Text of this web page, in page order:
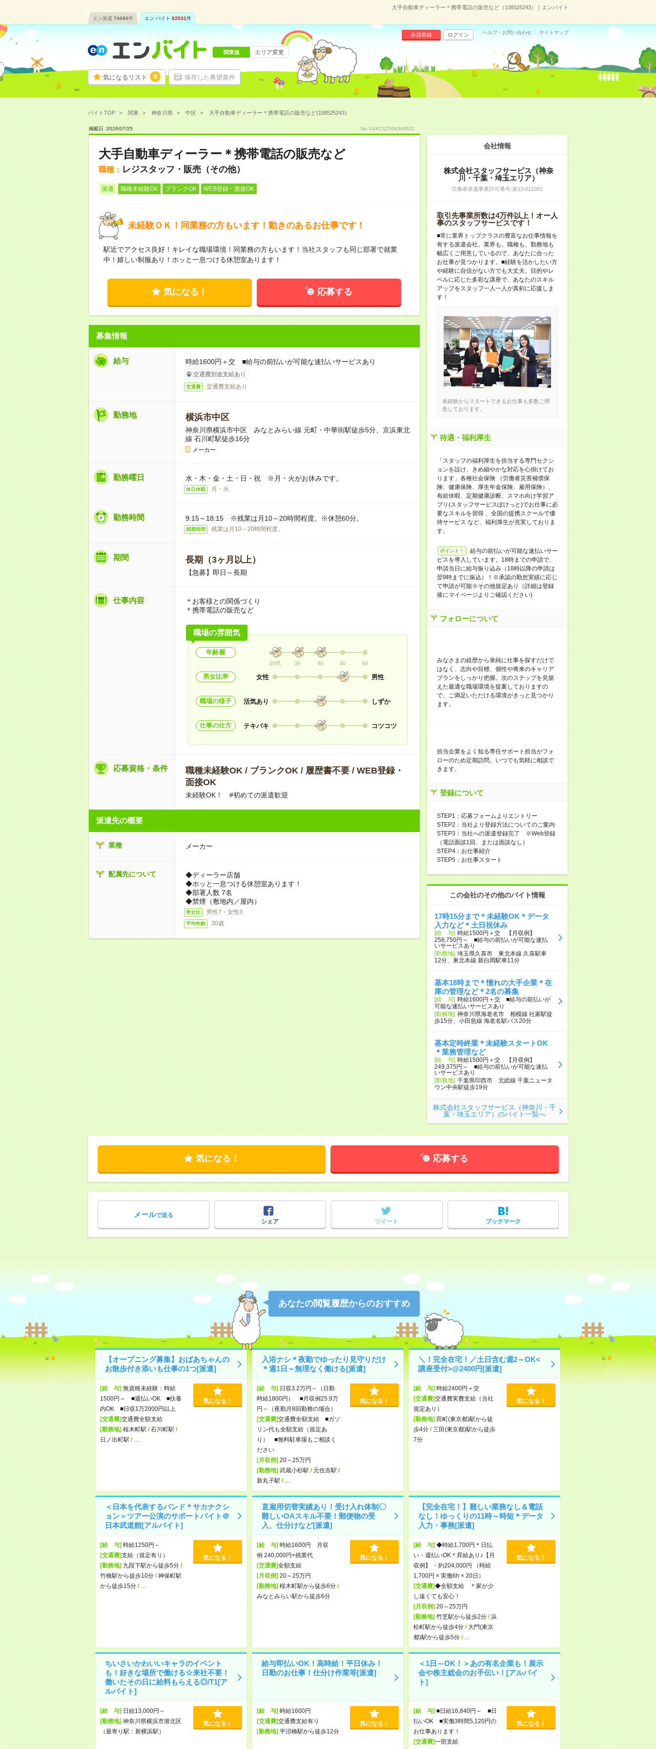
大手自動車ディーラー＊携帯電話の販売など（108525243）｜エンバイト
エン派遣 74686件 エン バイト 82531件
気になるリスト 0 保存した希望条件
会員登録 ログイン ヘルプ・お問い合わせ サイトマップ
関東版 エリア変更
バイトTOP 関東 神奈川県 中区 大手自動車ディーラー＊携帯電話の販売など(108525243）
掲載日 :2026/07/25 No.SSKCS2504346622
大手自動車ディーラー＊携帯電話の販売など
職種： レジスタッフ・販売（その他）
派遣 職種未経験OK ブランクOK WEB登録・面接OK
未経験ＯＫ！同業務の方もいます！動きのあるお仕事です！
駅近でアクセス良好！キレイな職場環境！同業務の方もいます！当社スタッフも同じ部署で就業
中！嬉しい制服あり！ホッと一息つける休憩室あります！
気になる！ 応募する
募集情報
給与 時給1600円＋交 ■給与の前払いが可能な速払いサービスあり
交通費別途支給あり
交通費 交通費支給あり
勤務地 横浜市中区
神奈川県横浜市中区 みなとみらい線 元町・中華街駅徒歩5分、京浜東北
線 石川町駅徒歩16分
メーカー
勤務曜日 水・木・金・土・日・祝 ※月・火がお休みです。
休日休暇 月・火
勤務時間 9:15～18:15 ※残業は月10～20時間程度。※休憩60分。
残業時間 残業は月10～20時間程度。
期間 長期（3ヶ月以上）
【急募】即日～長期
仕事内容
＊お客様との関係づくり
＊携帯電話の販売など
職場の雰囲気
年齢層
20代 30 40 50 60
男女比率 女性 男性
職場の様子 活気あり しずか
仕事の仕方 テキパキ コツコツ
応募資格・条件
職種未経験OK / ブランクOK / 履歴書不要 / WEB登録・
面接OK
未経験OK！ #初めての派遣歓迎
派遣先の概要
業種 メーカー
配属先について
◆ディーラー店舗
◆ホッと一息つける休憩室あります！
◆部署人数 7名
◆禁煙（敷地内／屋内）
男女比 男性7・女性3
平均年齢 30歳
会社情報
株式会社スタッフサービス（神奈
川・千葉・埼玉エリア）
労働者派遣事業許可番号:派13-011061
取引先事業所数は4万件以上！オー人
事のスタッフサービスです！
■常に業界トップクラスの豊富なお仕事情報を
有する派遣会社。業界も、職種も、勤務地も
幅広くご用意しているので、あなたに合った
お仕事が見つかります。■経験を活かしたい方
や経験に自信がない方でも大丈夫。目的やレ
ベルに応じた多彩な講座で、あなたのスキル
アップをスタッフ一人一人が真剣に応援しま
す！
未経験からスタートできるお仕事も多数ご用
意しております。
待遇・福利厚生
「スタッフの福利厚生を担当する専門セクシ
ョンを設け、きめ細やかな対応を心掛けてお
ります」各種社会保険 （労働者災害補償保
険、健康保険、厚生年金保険、雇用保険）、
有給休暇、定期健康診断、スマホ向け学習ア
プリ(スタッフサービスぽけっと)でお仕事に必
要なスキルを習得 、全国の提携スクールで優
待サービス など、福利厚生が充実しておりま
す。
ポイント！
給与の前払いが可能な速払いサー
ビスを導入しています。18時までの申請で、
申請当日に給与振り込み（18時以降の申請は
翌9時までに振込）！※承認の勤怠実績に応じ
て申請が可能※その他規定あり（詳細は登録
後にマイページよりご確認ください)
フォローについて
みなさまの経歴から単純に仕事を探すだけで
はなく、志向や目標、個性や将来のキャリア
プランをしっかり把握。次のステップを見据
えた最適な職場環境を提案しておりますの
で、ご満足いただける環境がきっと見つかり
ます。
担当企業をよく知る専任サポート担当がフォ
ローのため定期訪問。いつでも気軽に相談で
きます。
登録について
STEP1：応募フォームよりエントリー
STEP2：当社より登録方法についてのご案内
STEP3：当社への派遣登録完了 ※Web登録
（電話面談1回、または面談なし）
STEP4：お仕事紹介
STEP5：お仕事スタート
この会社のその他のバイト情報
17時15分まで＊未経験OK＊データ
入力など＊土日祝休み
[給 与] 時給1500円＋交 【月収例】
258,750円～ ■給与の前払いが可能な速払
いサービスあり
[勤務地] 埼玉県久喜市 東北本線 久喜駅車
12分、東北本線 新白岡駅車11分
基本18時まで＊憧れの大手企業＊在
庫の管理など＊2名の募集
[給 与] 時給1600円＋交 ■給与の前払いが
可能な速払いサービスあり
[勤務地] 神奈川県海老名市 相模線 社家駅徒
歩15分、小田急線 海老名駅バス20分
基本定時終業＊未経験スタートOK
＊業務管理など
[給 与] 時給1500円＋交 【月収例】
249,375円～ ■給与の前払いが可能な速払
いサービスあり
[勤務地] 千葉県印西市 北総線 千葉ニュータ
ウン中央駅徒歩19分
株式会社スタッフサービス（神奈川・千
葉・埼玉エリア）のバイト一覧へ
気になる！ 応募する
メールで送る
シェア
ツイート ブックマーク
あなたの閲覧履歴からのおすすめ
【オープニング募集】おばあちゃんの
お散歩付き添いも仕事の1つ[派遣]
[給 与]無資格未経験：時給
1500円～ ■週払いOK ■扶養
内OK ■日収1万2000円以上
[交通費]交通費全額支給
[勤務地]桜木町駅 /石川町駅 /
日ノ出町駅 /
気になる！
入浴ナシ＊夜勤でゆったり見守りだけ
＊週1日～無理なく働ける[派遣]
[給 与]日収3.2万円～（日勤
時給1800円） ■月収例25.9万
円～（夜勤月8回勤務の場合）
[交通費]交通費全額支給 ■ガソ
リン代も全額支給（規定あ
り） ■無料駐車場もご相談く
ださい
[月収例]20～25万円
[勤務地]武蔵小杉駅 /元住吉駅 /
新丸子駅 /
気になる！
＼！完全在宅！／土日含む週2～OK<
講座受付>@2400円[派遣]
[給 与]時給2400円＋交
[交通費]交通費実費支給（当社
規定あり）
[勤務地]田町(東京都)駅から徒
歩4分/ 三田(東京都)駅から徒歩
7分
気になる！
＜日本を代表するバンド＊サカナクシ
ョン＞ツアー公演のサポートバイト＠
日本武道館[アルバイト]
[給 与]時給1250円～
[交通費]支給（規定有り）
[勤務地]九段下駅から徒歩5分/
竹橋駅から徒歩10分/神保町駅
から徒歩15分/
気になる！
直雇用切替実績あり！受け入れ体制〇
難しいOAスキル不要！郵便物の受
入、仕分けなど[派遣]
[給 与]時給1600円 月収
例 240,000円+残業代
[交通費]全額支給
[月収例]20～25万円
[勤務地]桜木町駅から徒歩6分/
みなとみらい駅から徒歩6分
気になる！
【完全在宅！】難しい業務なし＆電話
なし！ゆっくりの11時～時短＊データ
入力・事務[派遣]
[給 与]◆時給1,700円＊日払
い・週払いOK＊昇給あり♪【月
収例】 ・約204,000円 （時給
1,700円 × 実働6h × 20日）
[交通費]◆全額支給 ＊家が少
し遠くても安心！
[月収例]20～25万円
[勤務地]竹芝駅から徒歩2分/浜
松町駅から徒歩4分/ 大門(東京
都)駅から徒歩5分/
気になる！
ちいさいかわいいキャラのイベント
も！好きな場所で働ける☆来社不要！
働いたその日に給料もらえる◎/T1[ア
ルバイト]
[給 与]日給13,000円～
[勤務地]神奈川県横浜市港北区
（最寄り駅：新横浜駅）
気になる！
給与即払いOK！高時給！平日休み！
日勤のお仕事！仕分け作業等[派遣]
[給 与]時給1600円
[交通費]交通費支給有り
[勤務地]平沼橋駅から徒歩12分
気になる！
＜1日～OK！＞あの有名企業も！展示
会や株主総会のお手伝い！[アルバイ
ト]
[給 与]■日給16,840円～ ■日
払いOK ■実働3時間5,120円の
お仕事あります！
[交通費]一部支給
気になる！